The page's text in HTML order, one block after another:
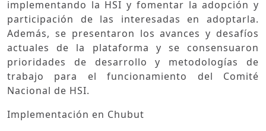
implementando la HSI y fomentar la adopción y
participación de las interesadas en adoptarla.
Además, se presentaron los avances y desafíos
actuales de la plataforma y se consensuaron
prioridades de desarrollo y metodologías de
trabajo para el funcionamiento del Comité
Nacional de HSI.
Implementación en Chubut